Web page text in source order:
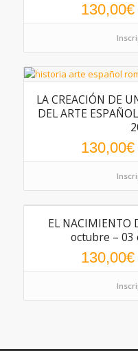
130,00€
LA CREACIÓN DE
DEL ARTE
130,00€
EL NACIMIENTO
octubre – 03
130,00€